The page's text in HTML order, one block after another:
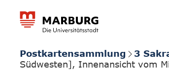
Postkartensammlung 3
Südwesten], Innenansicht vom